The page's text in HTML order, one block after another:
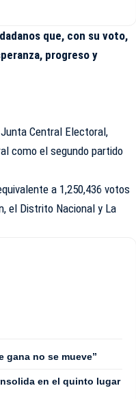
que, con su voto,
progreso y
Central Electoral,
como el segundo partido
a 1,250,436 votos
el Distrito Nacional y La
gana no se mueve”
en el quinto lugar